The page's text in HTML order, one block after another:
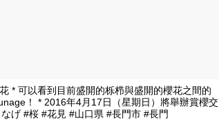
* 可以看到目前盛開的栎栉與盛開的櫻花之間的
！ * 2016年4月17日（星期日）將舉辦賞櫻交
げ #桜 #花見 #山口県 #長門市 #長門